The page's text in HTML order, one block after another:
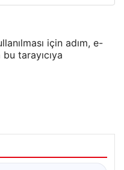
için adım, e-
tarayıcıya